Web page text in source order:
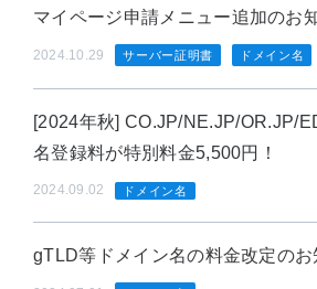
マイページ申請メニュー追加のお
2024.10.29 サーバー証明書 ドメイン名
[2024年秋] CO.JP/NE.JP/OR.JP/
名登録料が特別料金5,500円！
2024.09.02 ドメイン名
gTLD等ドメイン名の料金改定のお